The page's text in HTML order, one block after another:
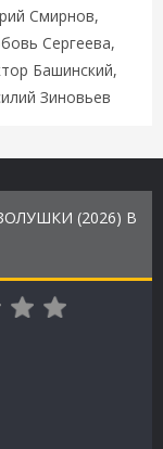
Смирнов,
Сергеева,
Башинский,
Зиновьев
(2026) В